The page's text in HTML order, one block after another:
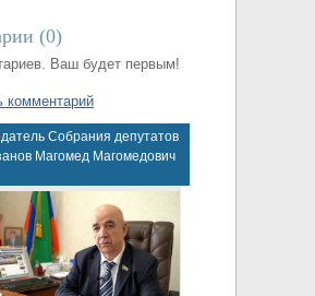
(0)
Ваш будет первым!
комментарий
Собрания депутатов
Магомед Магомедович